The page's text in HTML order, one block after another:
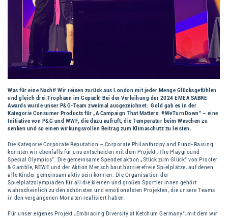
Was für eine Nacht! Wir reisen zurück aus London mit jeder Menge Glücksgefühlen
und gleich drei Trophäen im Gepäck! Bei der Verleihung der 2024 EMEA SABRE
Awards wurde unser P&G-Team zweimal ausgezeichnet: Gold gab es in der
Kategorie Consumer Products für „A Campaign That Matters. #WeTurnDown” – eine
Initiative von P&G und WWF, die dazu aufruft, die Temperatur beim Waschen zu
senken und so einen wirkungsvollen Beitrag zum Klimaschutz zu leisten.
Die Kategorie Corporate Reputation – Corporate Philanthropy and Fund-Raising
konnten wir ebenfalls für uns entscheiden mit dem Projekt „The Playground
Special Olympics”. Die gemeinsame Spendenaktion „Stück zum Glück“ von Procter
& Gamble, REWE und der Aktion Mensch baut barrierefreie Spielplätze, auf denen
alle Kinder gemeinsam aktiv sein können. Die Organisation der
Spielplatzolympiaden für all die kleinen und großen Sportler:innen gehört
wahrscheinlich zu den schönsten und emotionalsten Projekten, die unsere Teams
in den vergangenen Monaten realisiert haben.
Für unser eigenes Projekt „Embracing Diversity at Ketchum Germany“, mit dem wir